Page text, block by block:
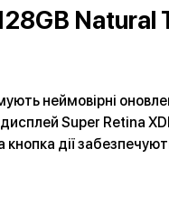
неймовірні
Super Retina
кнопка дії